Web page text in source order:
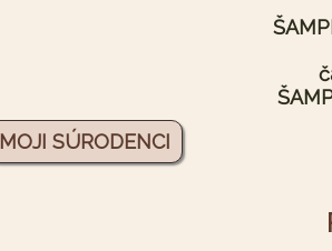
MOJI SÚRODENCI